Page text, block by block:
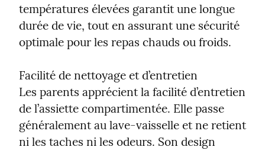
températures élevées garantit une longue
durée de vie, tout en assurant une sécurité
optimale pour les repas chauds ou froids.
Facilité de nettoyage et d’entretien
Les parents apprécient la facilité d’entretien
de l’assiette compartimentée. Elle passe
généralement au lave-vaisselle et ne retient
ni les taches ni les odeurs. Son design